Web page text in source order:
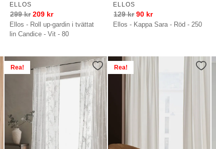
Ellos - Roll up-gardin i tvättat
lin Candice - Vit - 80
ELLOS
299kr 209 kr
Ellos - Kappa Sara - Röd - 250
ELLOS
129kr 90 kr
Rea! Rea!